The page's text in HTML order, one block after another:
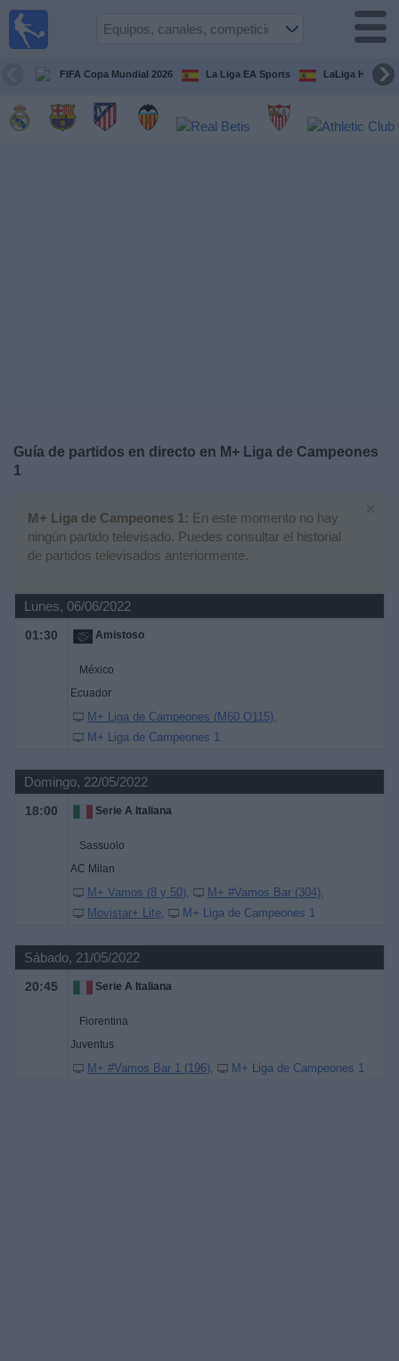
FIFA Copa Mundial 2026 La Liga EA Sports LaLiga
Guía de partidos en directo en M+ Liga de Campeones
1
M+ Liga de Campeones 1: En este momento no hay
ningún partido televisado. Puedes consultar el historial
de partidos televisados anteriormente.
Lunes, 06/06/2022
01:30 Amistoso
México
Ecuador
M+ Liga de Campeones (M60 O115)
M+ Liga de Campeones 1
Domingo, 22/05/2022
18:00 Serie A Italiana
Sassuolo
AC Milan
M+ Vamos (8 y 50)
M+ #Vamos Bar (304)
Movistar+ Lite
M+ Liga de Campeones 1
Sábado, 21/05/2022
20:45 Serie A Italiana
Fiorentina
Juventus
M+ #Vamos Bar 1 (196) M+ Liga de Campeones 1
Guía de
Televisados
Noticias